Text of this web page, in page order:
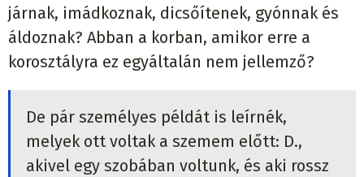
járnak, imádkoznak, dicsőítenek, gyónnak és
áldoznak? Abban a korban, amikor erre a
korosztályra ez egyáltalán nem jellemző?
De pár személyes példát is leírnék,
melyek ott voltak a szemem előtt: D.,
akivel egy szobában voltunk, és aki rossz